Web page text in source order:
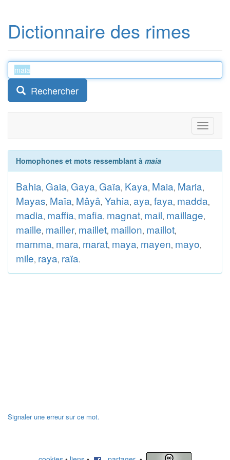
Dictionnaire des rimes
Rechercher
Toggle
Homophones et mots ressemblant à maia
Bahia, Gaia, Gaya, Gaïa, Kaya, Maia, Maria,
Mayas, Maïa, Mâyâ, Yahia, aya, faya, madda,
madia, maffia, mafia, magnat, mail, maillage,
maille, mailler, maillet, maillon, maillot,
mamma, mara, marat, maya, mayen, mayo,
mile, raya, raïa.
Signaler une erreur sur ce mot.